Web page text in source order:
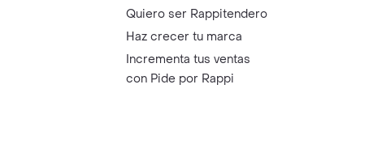
Quiero ser Rappitendero
Haz crecer tu marca
Incrementa tus ventas
con Pide por Rappi